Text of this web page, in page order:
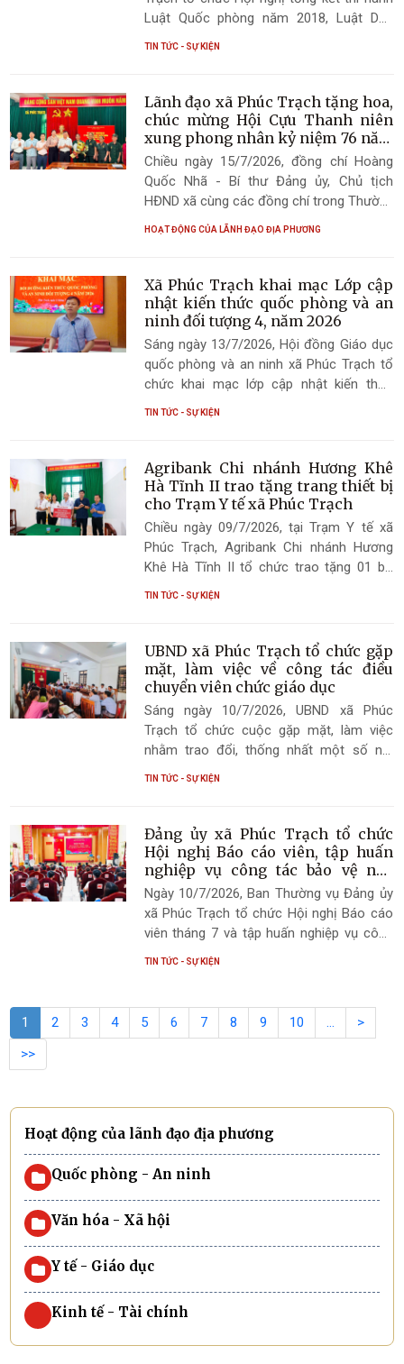
Luật Quốc phòng năm 2018, Luật Dân
luật trên địa bàn; đồng thời đề ra phương
hướng, nhiệm vụ và giải pháp nâng cao
hiệu quả công tác quốc phòng, quân sự
trong thời gian tới.
TIN TỨC - SỰ KIỆN
Lãnh đạo xã Phúc Trạch tặng hoa,
chúc mừng Hội Cựu Thanh niên
xung phong nhân kỷ niệm 76 năm
ngày truyền thống lực lượng thanh
niên xung phong Việt Nam
Chiều ngày 15/7/2026, đồng chí Hoàng
Quốc Nhã - Bí thư Đảng ủy, Chủ tịch
HĐND xã cùng các đồng chí trong Thường
trực, Ban Thường vụ Đảng ủy xã Phúc
76 năm Ngày truyền thống lực lượng
Thanh niên xung phong Việt Nam
(15/7/1950 – 15/7/2026).
HOẠT ĐỘNG CỦA LÃNH ĐẠO ĐỊA PHƯƠNG
Xã Phúc Trạch khai mạc Lớp cập
nhật kiến thức quốc phòng và an
ninh đối tượng 4, năm 2026
Sáng ngày 13/7/2026, Hội đồng Giáo dục
quốc phòng và an ninh xã Phúc Trạch tổ
chức khai mạc lớp cập nhật kiến thức
TIN TỨC - SỰ KIỆN
Agribank Chi nhánh Hương Khê
Hà Tĩnh II trao tặng trang thiết bị
cho Trạm Y tế xã Phúc Trạch
Chiều ngày 09/7/2026, tại Trạm Y tế xã
Phúc Trạch, Agribank Chi nhánh Hương
Khê Hà Tĩnh II tổ chức trao tặng 01 bộ
chăm sóc sức khỏe ban đầu cho Nhân
dân trên địa bàn.
TIN TỨC - SỰ KIỆN
UBND xã Phúc Trạch tổ chức gặp
mặt, làm việc về công tác điều
chuyển viên chức giáo dục
Sáng ngày 10/7/2026, UBND xã Phúc
Trạch tổ chức cuộc gặp mặt, làm việc
nhằm trao đổi, thống nhất một số nội
TIN TỨC - SỰ KIỆN
Đảng ủy xã Phúc Trạch tổ chức
Hội nghị Báo cáo viên, tập huấn
nghiệp vụ công tác bảo vệ nền
tảng tư tưởng của Đảng trong kỷ
nguyên số.
Ngày 10/7/2026, Ban Thường vụ Đảng ủy
xã Phúc Trạch tổ chức Hội nghị Báo cáo
viên tháng 7 và tập huấn nghiệp vụ công
TIN TỨC - SỰ KIỆN
1 2 3 4 5 6 7 8 9 10
>
>>
Hoạt động của lãnh đạo địa phương
Quốc phòng - An ninh
Văn hóa - Xã hội
Y tế - Giáo dục
Kinh tế - Tài chính